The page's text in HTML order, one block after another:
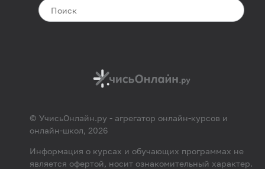
© УчисьОнлайн.ру - агрегатор онлайн-курсов и
онлайн-школ, 2026
Информация о курсах и обучающих программах не
является офертой, носит ознакомительный характер.